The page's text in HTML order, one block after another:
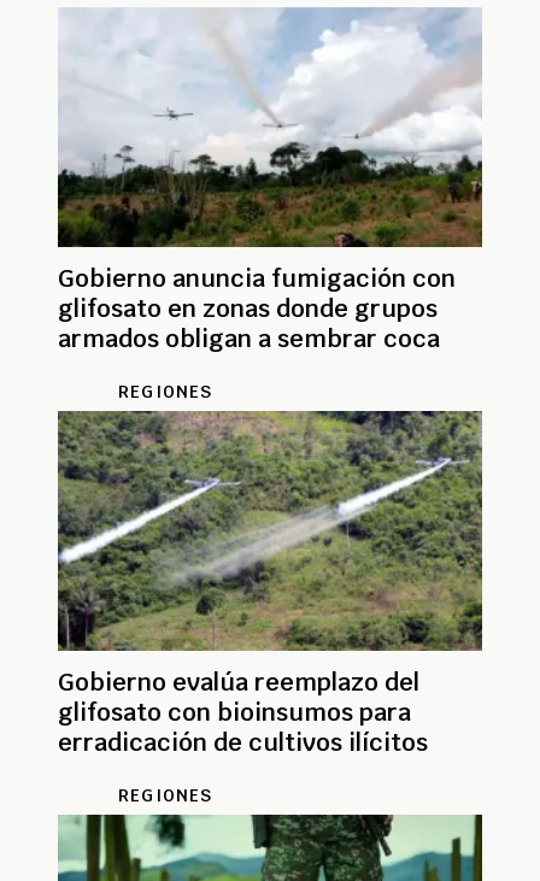
Gobierno anuncia fumigación con
glifosato en zonas donde grupos
armados obligan a sembrar coca
REGIONES
Gobierno evalúa reemplazo del
glifosato con bioinsumos para
erradicación de cultivos ilícitos
REGIONES